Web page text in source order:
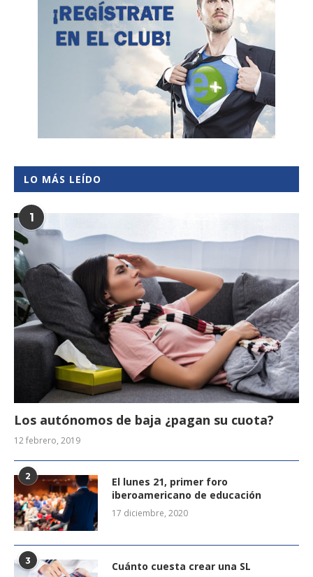
LO MÁS LEÍDO
1
Los autónomos de baja ¿pagan su cuota?
12 febrero, 2019
2
El lunes 21, primer foro
iberoamericano de educación
17 diciembre, 2020
3 Cuánto cuesta crear una SL